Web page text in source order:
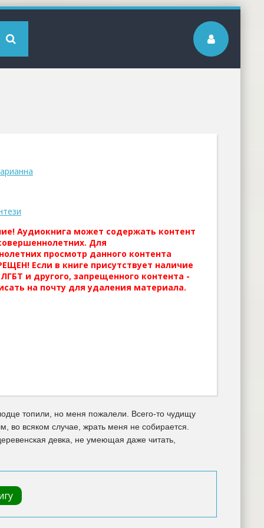
Аудиокнига может содержать контент
Для
просмотр данного контента
Если в книге присутствует наличие
и другого, запрещенного контента -
на почту для удаления материала.
топили, но меня пожалели. Всего-то чудищу
во всяком случае, жрать меня не собирается.
девка, не умеющая даже читать,